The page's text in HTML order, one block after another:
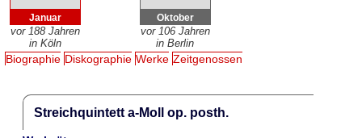
Januar
vor 188 Jahren
in Köln
Oktober
vor 106 Jahren
in Berlin
Biographie Diskographie Werke Zeitgenossen
Streichquintett a-Moll op. posth.